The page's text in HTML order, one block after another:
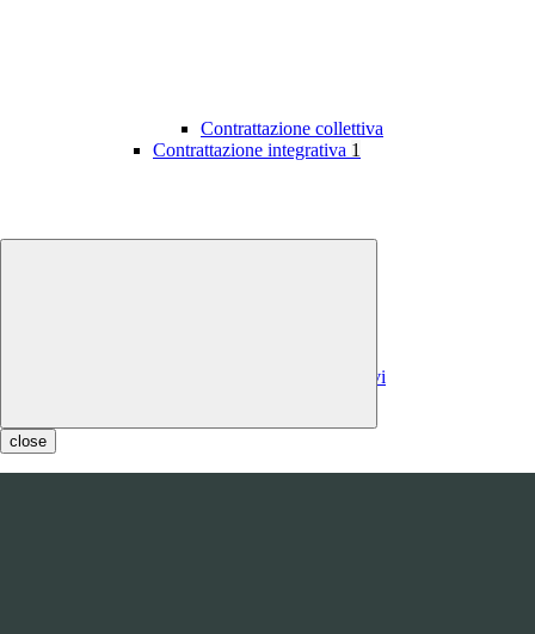
close
Contrattazione collettiva
Contrattazione integrativa 1
Costi contratti integrativi